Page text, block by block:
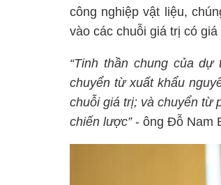
công nghiệp vật liệu,
vào các chuỗi giá trị có
“Tinh thần chung của
chuyển từ xuất khẩu
chuỗi giá trị; và chuyển từ
chiến lược”- ông Đỗ Nam